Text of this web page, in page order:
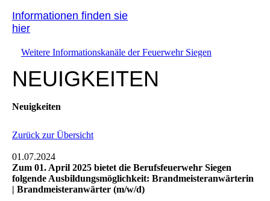
Informationen finden sie
hier
Weitere Informationskanäle der Feuerwehr Siegen
NEUIGKEITEN
Neuigkeiten
Zurück zur Übersicht
01.07.2024
Zum 01. April 2025 bietet die Berufsfeuerwehr Siegen
folgende Ausbildungsmöglichkeit: Brandmeisteranwärterin
| Brandmeisteranwärter (m/w/d)